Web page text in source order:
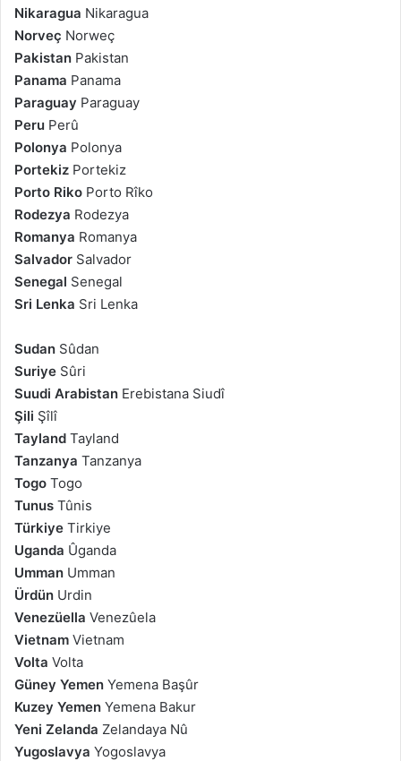
Nikaragua Nikaragua
Norveç Norweç
Pakistan Pakistan
Panama Panama
Paraguay Paraguay
Peru Perû
Polonya Polonya
Portekiz Portekiz
Porto Riko Porto Rîko
Rodezya Rodezya
Romanya Romanya
Salvador Salvador
Senegal Senegal
Sri Lenka Sri Lenka
Sudan Sûdan
Suriye Sûri
Suudi Arabistan Erebistana Siudî
Şili Şîlî
Tayland Tayland
Tanzanya Tanzanya
Togo Togo
Tunus Tûnis
Türkiye Tirkiye
Uganda Ûganda
Umman Umman
Ürdün Urdin
Venezüella Venezûela
Vietnam Vietnam
Volta Volta
Güney Yemen Yemena Başûr
Kuzey Yemen Yemena Bakur
Yeni Zelanda Zelandaya Nû
Yugoslavya Yogoslavya